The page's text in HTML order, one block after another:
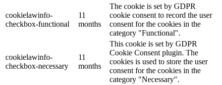
cookielawinfo-
checkbox-functional
11
months
The cookie is set by GDPR
cookie consent to record the user
consent for the cookies in the
category "Functional".
cookielawinfo-
checkbox-necessary
11
months
This cookie is set by GDPR
Cookie Consent plugin. The
cookies is used to store the user
consent for the cookies in the
category "Necessary".